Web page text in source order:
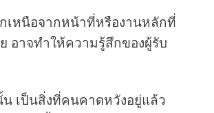
เหนือจากหน้าที่หรืองานหลักที่
อาจทำให้ความรู้สึกของผู้รับ
เป็นสิ่งที่คนคาดหวังอยู่แล้ว